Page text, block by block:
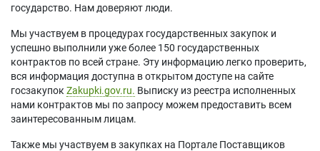
государство. Нам доверяют люди.
Мы участвуем в процедурах государственных закупок и
успешно выполнили уже более 150 государственных
контрактов по всей стране. Эту информацию легко проверить,
вся информация доступна в открытом доступе на сайте
госзакупок Zakupki.gov.ru. Выписку из реестра исполненных
нами контрактов мы по запросу можем предоставить всем
заинтересованным лицам.
Также мы участвуем в закупках на Портале Поставщиков